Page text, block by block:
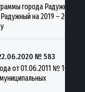
города Радужный
на 2019 – 2025
№ 583
от 01.06.2011 № 161